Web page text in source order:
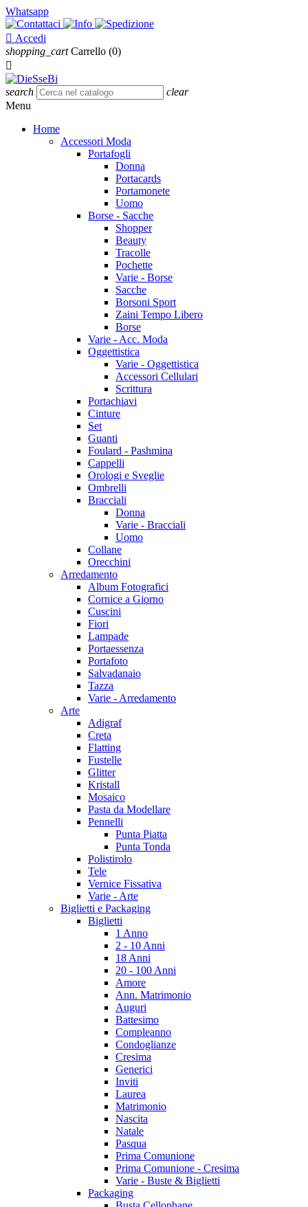
Whatsapp
 Accedi
shopping_cart Carrello (0)

search
clear
Menu
Home
Accessori Moda
Portafogli
Donna
Portacards
Portamonete
Uomo
Borse - Sacche
Shopper
Beauty
Tracolle
Pochette
Varie - Borse
Sacche
Borsoni Sport
Zaini Tempo Libero
Borse
Varie - Acc. Moda
Oggettistica
Varie - Oggettistica
Accessori Cellulari
Scrittura
Portachiavi
Cinture
Set
Guanti
Foulard - Pashmina
Cappelli
Orologi e Sveglie
Ombrelli
Bracciali
Donna
Varie - Bracciali
Uomo
Collane
Orecchini
Arredamento
Album Fotografici
Cornice a Giorno
Cuscini
Fiori
Lampade
Portaessenza
Portafoto
Salvadanaio
Tazza
Varie - Arredamento
Arte
Adigraf
Creta
Flatting
Fustelle
Glitter
Kristall
Mosaico
Pasta da Modellare
Pennelli
Punta Piatta
Punta Tonda
Polistirolo
Tele
Vernice Fissativa
Varie - Arte
Biglietti e Packaging
Biglietti
1 Anno
2 - 10 Anni
18 Anni
20 - 100 Anni
Amore
Ann. Matrimonio
Auguri
Battesimo
Compleanno
Condoglianze
Cresima
Generici
Inviti
Laurea
Matrimonio
Nascita
Natale
Pasqua
Prima Comunione
Prima Comunione - Cresima
Varie - Buste & Biglietti
Packaging